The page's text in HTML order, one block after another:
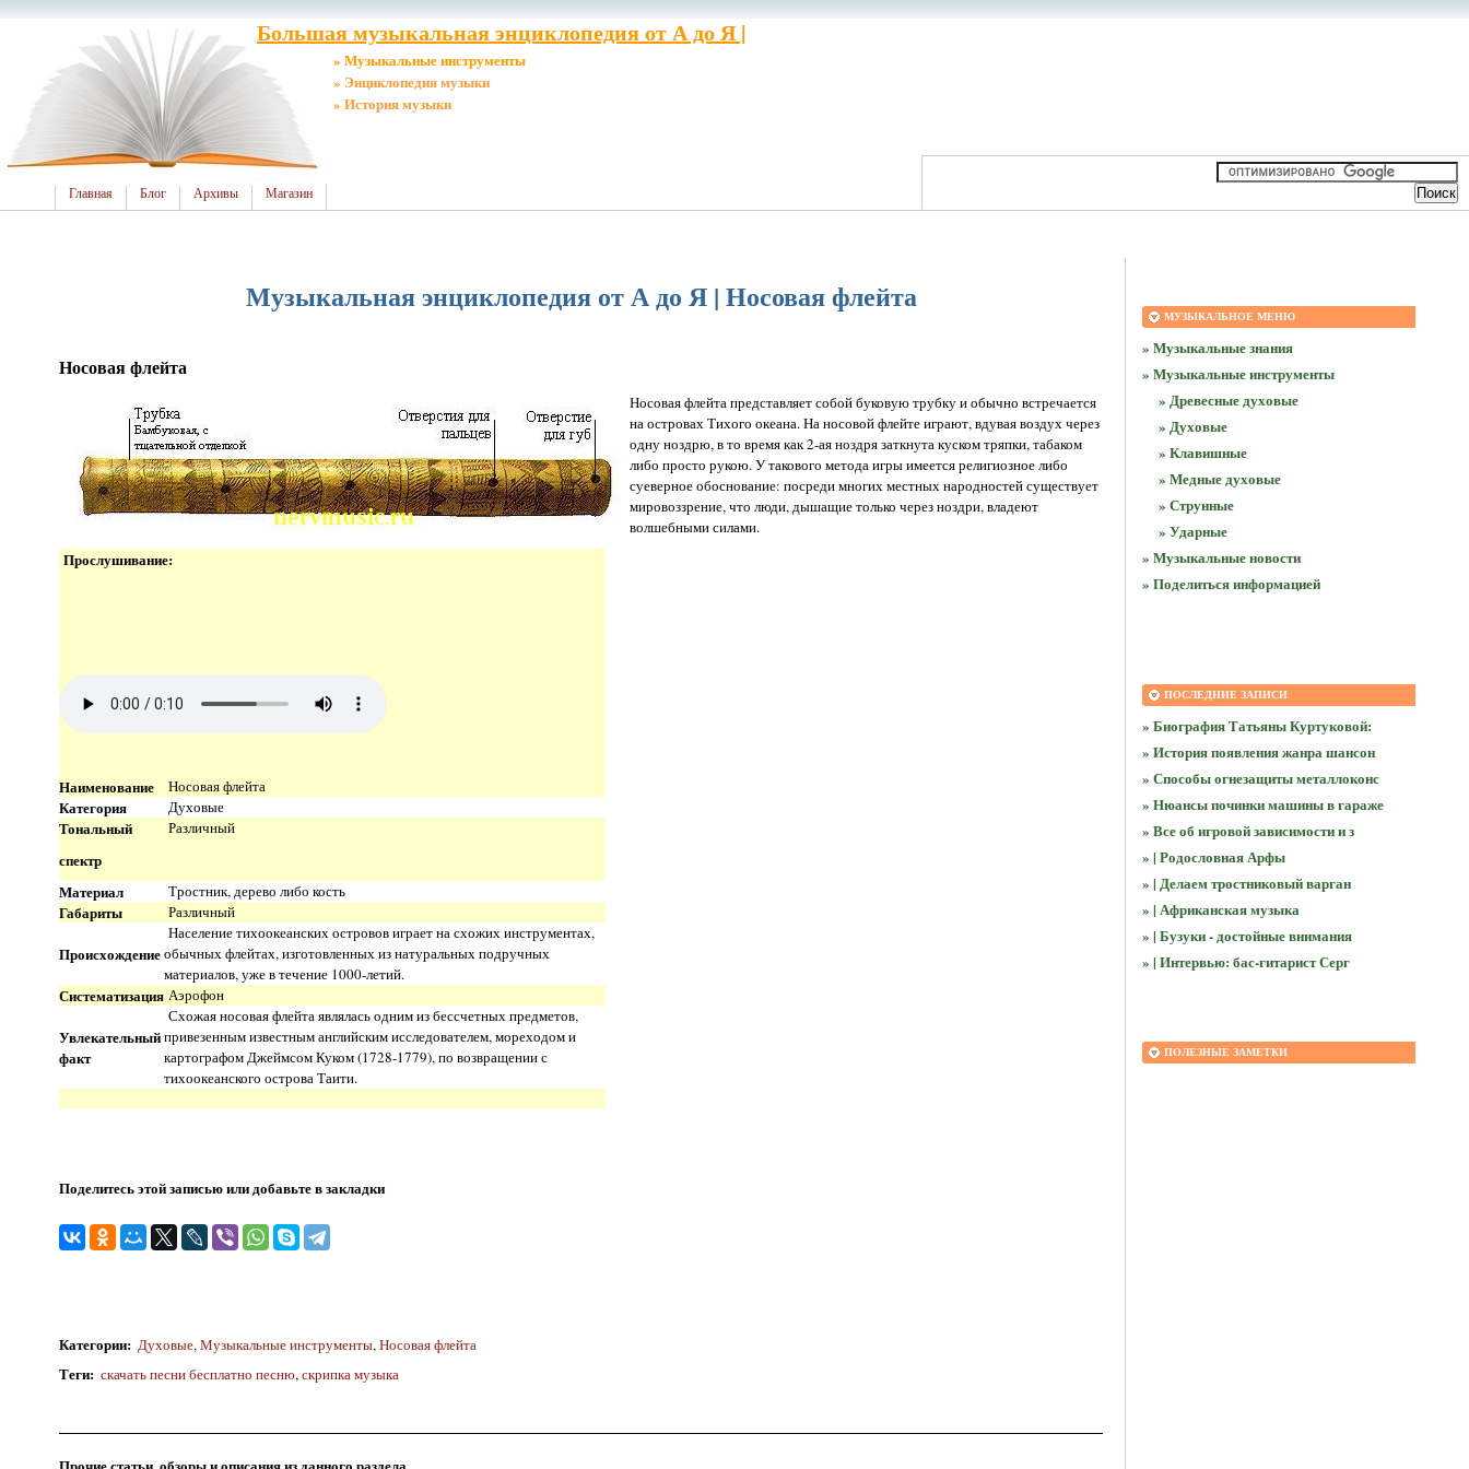
Большая музыкальная энциклопедия от А до Я |
» Музыкальные инструменты
» Энциклопедия музыки
» История музыки
Главная Блог Архивы Магазин
Музыкальная энциклопедия от А до Я | Носовая флейта
Носовая флейта
Носовая флейта представляет собой буковую трубку и обычно встречается
на островах Тихого океана. На носовой флейте играют, вдувая воздух через
одну ноздрю, в то время как 2-ая ноздря заткнута куском тряпки, табаком
либо просто рукою. У такового метода игры имеется религиозное либо
суеверное обоснование: посреди многих местных народностей существует
мировоззрение, что люди, дышащие только через ноздри, владеют
волшебными силами.
Прослушивание:
Наименование Носовая флейта
Категория Духовые
Тональный
спектр
Различный
Материал Тростник, дерево либо кость
Габариты Различный
Происхождение
Население тихоокеанских островов играет на схожих инструментах,
обычных флейтах, изготовленных из натуральных подручных
материалов, уже в течение 1000-летий.
Систематизация Аэрофон
Увлекательный
факт
Схожая носовая флейта являлась одним из бессчетных предметов,
привезенным известным английским исследователем, мореходом и
картографом Джеймсом Куком (1728-1779), по возвращении с
тихоокеанского острова Таити.
Поделитесь этой записью или добавьте в закладки
Категории: Духовые,Музыкальные инструменты,Носовая флейта
Теги: скачать песни бесплатно песню,скрипка музыка
МУЗЫКАЛЬНОЕ МЕНЮ
» Музыкальные знания
» Музыкальные инструменты
» Древесные духовые
» Духовые
» Клавишные
» Медные духовые
» Струнные
» Ударные
» Музыкальные новости
» Поделиться информацией
ПОСЛЕДНИЕ ЗАПИСИ
» Биография Татьяны Куртуковой:
» История появления жанра шансон
» Способы огнезащиты металлоконс
» Нюансы починки машины в гараже
» Все об игровой зависимости и з
» | Родословная Арфы
» | Делаем тростниковый варган
» | Африканская музыка
» | Бузуки - достойные внимания
» | Интервью: бас-гитарист Серг
ПОЛЕЗНЫЕ ЗАМЕТКИ